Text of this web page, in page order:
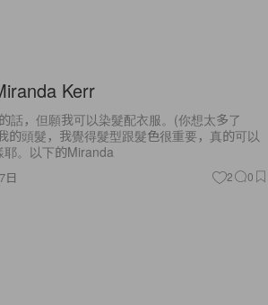
Kerr
話，但願我可以染髮配衣服。(你想太多了
的頭髮，我覺得髮型跟髮色很重要，真的可以
。以下的Miranda
日 2 0